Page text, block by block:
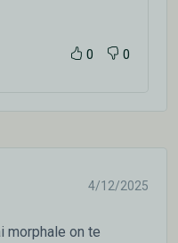
0 0
4/12/2025
morphale on te